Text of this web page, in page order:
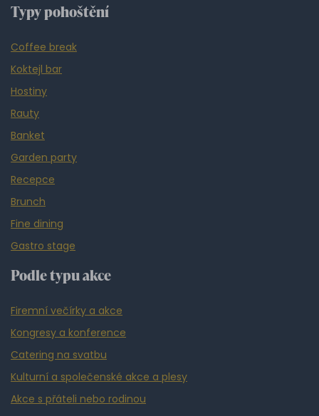
Typy pohoštění
Coffee break
Koktejl bar
Hostiny
Rauty
Banket
Garden party
Recepce
Brunch
Fine dining
Gastro stage
Podle typu akce
Firemní večírky a akce
Kongresy a konference
Catering na svatbu
Kulturní a společenské akce a plesy
Akce s přáteli nebo rodinou